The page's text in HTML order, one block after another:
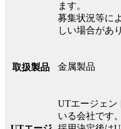
ます。
募集状況等に
しい場合があ
取扱製品 金属製品
UTエージェン
いる会社です。